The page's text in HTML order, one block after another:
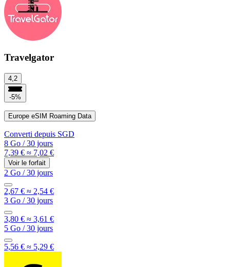
Travelgator
4,2
-5%
Europe eSIM Roaming Data
Converti depuis SGD
8 Go /30 jours
7,39 € ≈ 7,02 €
Voir le forfait
2 Go /30 jours
2,67 € ≈ 2,54 €
3 Go /30 jours
3,80 € ≈ 3,61 €
5 Go /30 jours
5,56 € ≈ 5,29 €